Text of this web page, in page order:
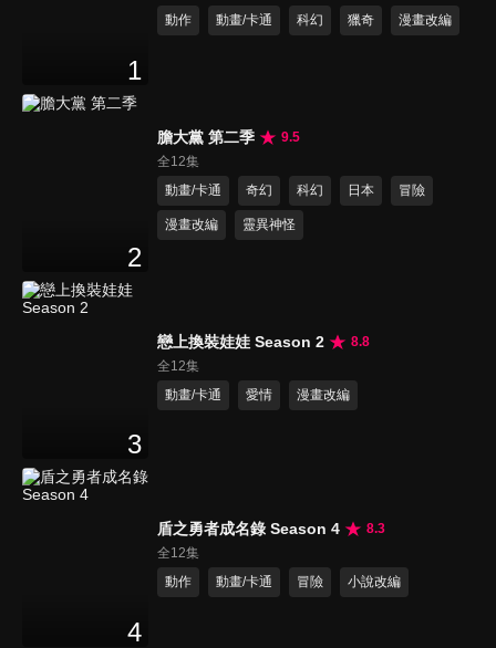
1
動作
動畫/卡通 科幻 獵奇 漫畫改編
2
膽大黨 第二季
9.5
全12集
動畫/卡通
奇幻 科幻 日本 冒險
漫畫改編 靈異神怪
3
戀上換裝娃娃 Season 2
8.8
全12集
動畫/卡通
愛情 漫畫改編
4
盾之勇者成名錄 Season 4
8.3
全12集
動作
動畫/卡通 冒險 小說改編